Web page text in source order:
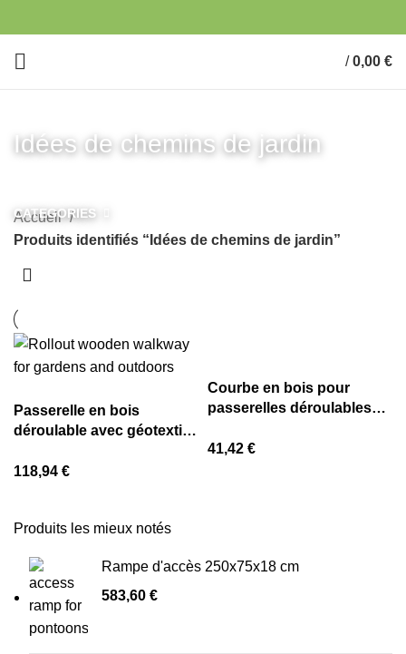
/ 0,00 €
Idées de chemins de jardin
CATEGORIES
Produits les mieux notés
Rampe d'accès 250x75x18 cm
583,60 €
Accueil
Produits identifiés “Idées de chemins de jardin”
Passerelle en bois
déroulable avec géotextile
118,94 €
Courbe en bois pour
passerelles déroulables
géotextile
41,42 €